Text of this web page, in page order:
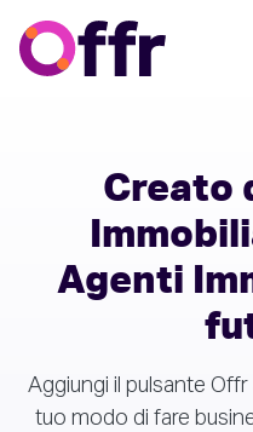
Creato
Agenti
Aggiungi il pulsante
tuo modo di fare